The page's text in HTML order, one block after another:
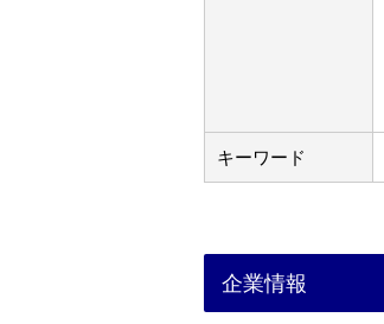
キーワード
企業情報